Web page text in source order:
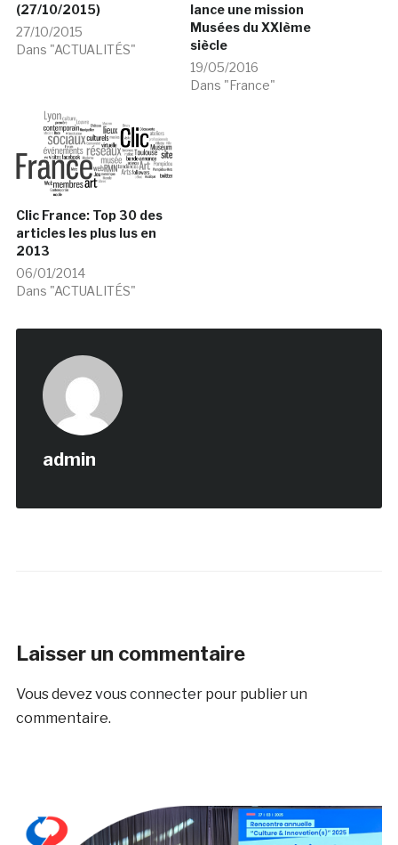
(27/10/2015)
27/10/2015
Dans "ACTUALITÉS"
lance une mission
Musées du XXIème
siècle
19/05/2016
Dans "France"
Clic France: Top 30 des
articles les plus lus en
2013
06/01/2014
Dans "ACTUALITÉS"
admin
Laisser un commentaire
Vous devezvous connecterpour publier un
commentaire.